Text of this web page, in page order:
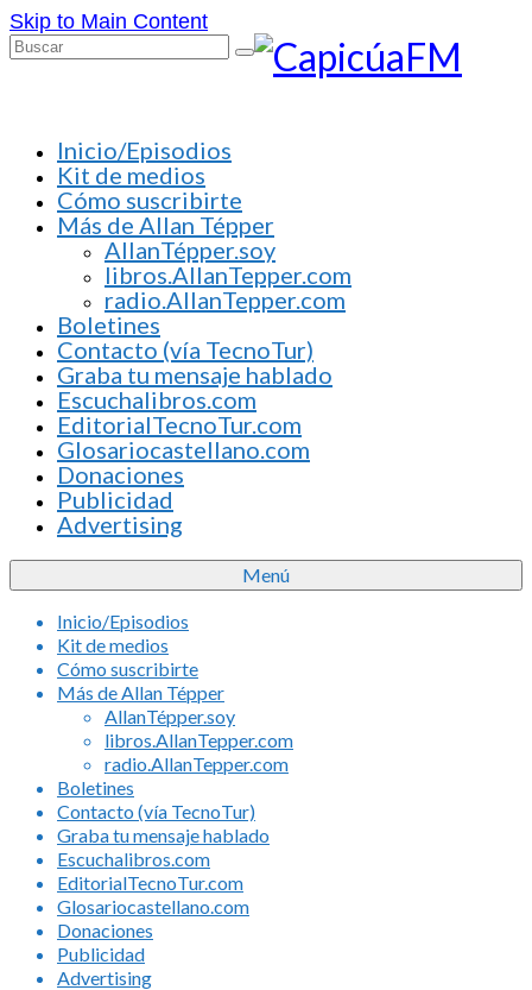
Skip to Main Content
Buscar
Inicio/Episodios
Kit de medios
Cómo suscribirte
Más de Allan Tépper
AllanTépper.soy
libros.AllanTepper.com
radio.AllanTepper.com
Boletines
Contacto (vía TecnoTur)
Graba tu mensaje hablado
Escuchalibros.com
EditorialTecnoTur.com
Glosariocastellano.com
Donaciones
Publicidad
Advertising
Menú
Inicio/Episodios
Kit de medios
Cómo suscribirte
Más de Allan Tépper
AllanTépper.soy
libros.AllanTepper.com
radio.AllanTepper.com
Boletines
Contacto (vía TecnoTur)
Graba tu mensaje hablado
Escuchalibros.com
EditorialTecnoTur.com
Glosariocastellano.com
Donaciones
Publicidad
Advertising